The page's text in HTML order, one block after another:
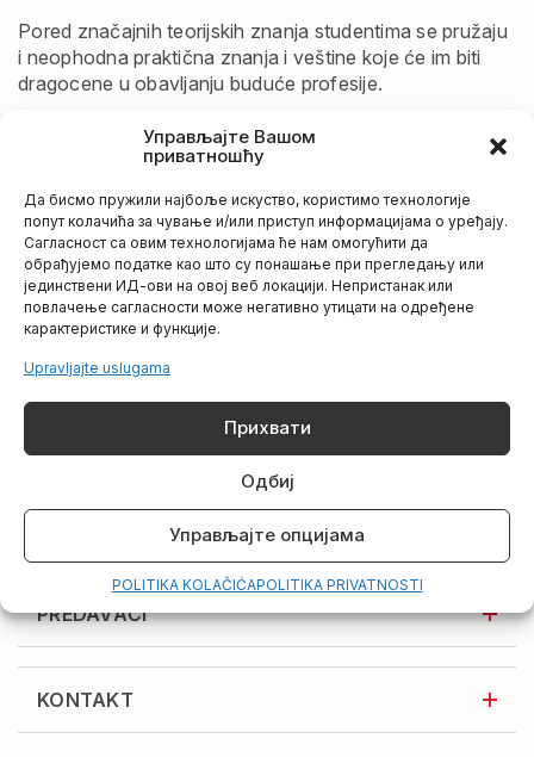
Управљајте Вашом
приватношћу
Да бисмо пружили најбоље искуство, користимо технологије
попут колачића за чување и/или приступ информацијама о уређају.
Сагласност са овим технологијама ће нам омогућити да
обрађујемо податке као што су понашање при прегледању или
јединствени ИД-ови на овој веб локацији. Непристанак или
повлачење сагласности може негативно утицати на одређене
карактеристике и функције.
Upravljajte uslugama
Прихвати
Одбиј
Управљајте опцијама
POLITIKA KOLAČIĆAPOLITIKA PRIVATNOSTI
Pored značajnih teorijskih znanja studentima se pružaju
i neophodna praktična znanja i veštine koje će im biti
dragocene u obavljanju buduće profesije.
Osnovne studije Bezbednosti i kriminalistike
Mater studije Bezbednosti i kriminalistike
UPIS
PREDAVAČI
KONTAKT